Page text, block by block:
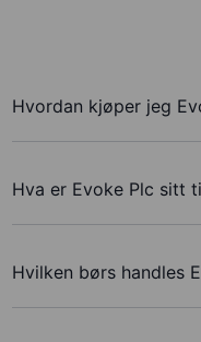
Hvordan kjøper jeg
Hva er Evoke Plc sitt
Hvilken børs handles